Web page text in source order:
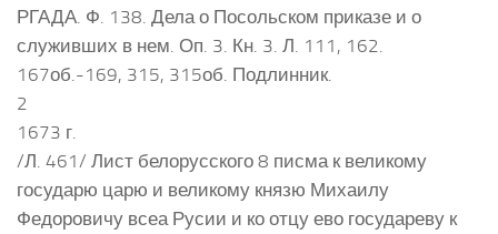
РГАДА. Ф. 138. Дела о Посольском приказе и о
служивших в нем. Оп. 3. Кн. 3. Л. 111, 162.
167об.-169, 315, 315об. Подлинник.
2
1673 г.
/Л. 461/ Лист белорусского 8 писма к великому
государю царю и великому князю Михаилу
Федоровичу всеа Русии и ко отцу ево государеву к